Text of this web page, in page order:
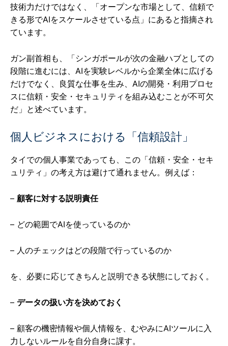
技術力だけではなく、「オープンな市場として、信頼で
きる形でAIをスケールさせている点」にあると指摘され
ています。
ガン副首相も、「シンガポールが次の金融ハブとしての
段階に進むには、AIを実験レベルから企業全体に広げる
だけでなく、良質な仕事を生み、AIの開発・利用プロセ
スに信頼・安全・セキュリティを組み込むことが不可欠
だ」と述べています。
個人ビジネスにおける「信頼設計」
タイでの個人事業であっても、この「信頼・安全・セキ
ュリティ」の考え方は避けて通れません。例えば：
– 顧客に対する説明責任
– どの範囲でAIを使っているのか
– 人のチェックはどの段階で行っているのか
を、必要に応じてきちんと説明できる状態にしておく。
– データの扱い方を決めておく
– 顧客の機密情報や個人情報を、むやみにAIツールに入
力しないルールを自分自身に課す。